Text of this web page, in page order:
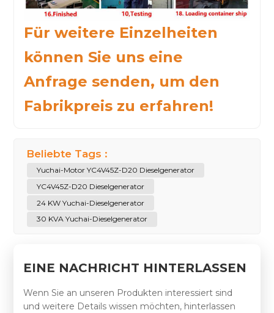
Für weitere Einzelheiten
können Sie uns eine
Anfrage senden, um den
Fabrikpreis zu erfahren!
Beliebte Tags :
Yuchai-Motor YC4V45Z-D20 Dieselgenerator
YC4V45Z-D20 Dieselgenerator
24 KW Yuchai-Dieselgenerator
30 KVA Yuchai-Dieselgenerator
EINE NACHRICHT HINTERLASSEN
Wenn Sie an unseren Produkten interessiert sind
und weitere Details wissen möchten, hinterlassen